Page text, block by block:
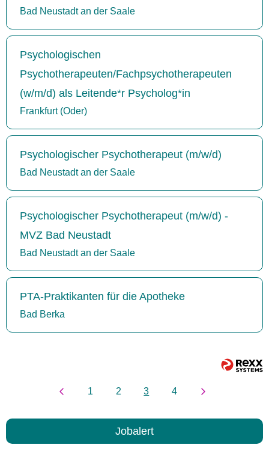
Bad Neustadt an der Saale
Psychologischen
Psychotherapeuten/Fachpsychotherapeuten
(w/m/d) als Leitende*r Psycholog*in
Frankfurt (Oder)
Psychologischer Psychotherapeut (m/w/d)
Bad Neustadt an der Saale
Psychologischer Psychotherapeut (m/w/d) -
MVZ Bad Neustadt
Bad Neustadt an der Saale
PTA-Praktikanten für die Apotheke
Bad Berka
1 2 3 4
Jobalert